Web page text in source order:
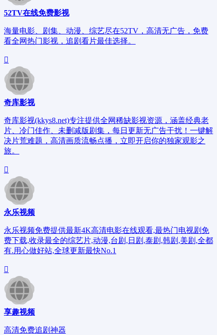
52TV在线免费影视
海量电影、剧集、动漫、综艺尽在52TV，高清无广告，免费
看全网热门影视，追剧看片最佳选择。
奇库影视
奇库影视(kkys8.net)专注提供全网稀缺影视资源，涵盖经典老
片、冷门佳作、未删减版剧集，每日更新无广告干扰！一键解
决片荒难题，高清画质流畅点播，立即开启你的独家观影之
旅。
永乐视频
永乐视频免费提供最新4K高清电影在线观看,最热门电视剧免
费下载,收录最全的综艺片,动漫,台剧,日剧,泰剧,韩剧,美剧,全都
有.用心做好站,全球更新最快No.1
享趣视频
高清免费追剧神器